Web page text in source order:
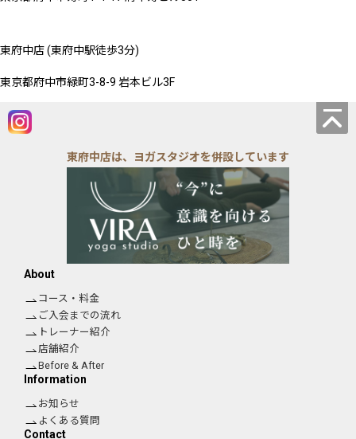
東府中店 (東府中駅徒歩3分)
東京都府中市緑町3-8-9 岩本ビル3F
東府中店は、ヨガスタジオを併設しています
About
コース・料金
ご入会までの流れ
トレーナー紹介
店舗紹介
Before & After
Information
お知らせ
よくある質問
Contact